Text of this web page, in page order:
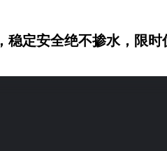
，稳定安全绝不掺水，限